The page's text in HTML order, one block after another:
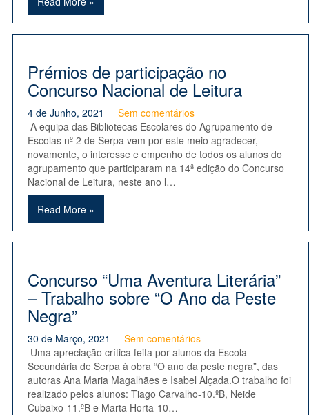
Prémios de participação no
Concurso Nacional de Leitura
4 de Junho, 2021
Sem comentários
A equipa das Bibliotecas Escolares do Agrupamento de
Escolas nº 2 de Serpa vem por este meio agradecer,
novamente, o interesse e empenho de todos os alunos do
agrupamento que participaram na 14ª edição do Concurso
Nacional de Leitura, neste ano l…
Read More »
Concurso “Uma Aventura Literária”
– Trabalho sobre “O Ano da Peste
Negra”
30 de Março, 2021
Sem comentários
Uma apreciação crítica feita por alunos da Escola
Secundária de Serpa à obra “O ano da peste negra”, das
autoras Ana Maria Magalhães e Isabel Alçada.O trabalho foi
realizado pelos alunos: Tiago Carvalho-10.ºB, Neide
Cubaixo-11.ºB e Marta Horta-10…